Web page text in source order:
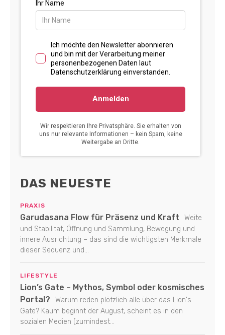
DAS NEUESTE
PRAXIS
Garudasana Flow für Präsenz und Kraft
Weite
und Stabilität, Öffnung und Sammlung, Bewegung und
innere Ausrichtung – das sind die wichtigsten Merkmale
dieser Sequenz und...
LIFESTYLE
Lion’s Gate – Mythos, Symbol oder kosmisches
Portal?
Warum reden plötzlich alle über das Lion's
Gate? Kaum beginnt der August, scheint es in den
sozialen Medien (zumindest...